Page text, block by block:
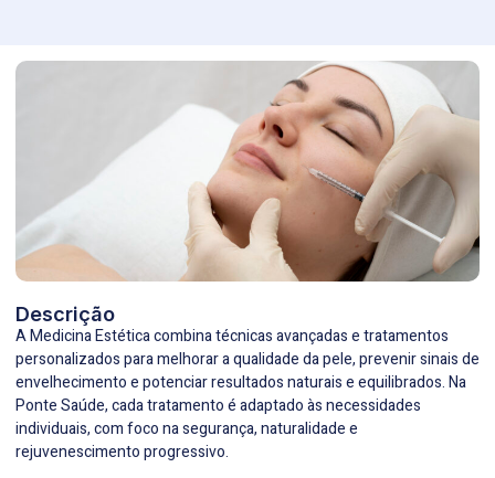
Descrição
A Medicina Estética combina técnicas avançadas e tratamentos
personalizados para melhorar a qualidade da pele, prevenir sinais de
envelhecimento e potenciar resultados naturais e equilibrados. Na
Ponte Saúde, cada tratamento é adaptado às necessidades
individuais, com foco na segurança, naturalidade e
rejuvenescimento progressivo.